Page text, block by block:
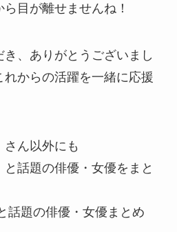
目が離せませんね！
、ありがとうございまし
からの活躍を一緒に応援
ん以外にも
と話題の俳優・女優をまと
話題の俳優・女優まとめ